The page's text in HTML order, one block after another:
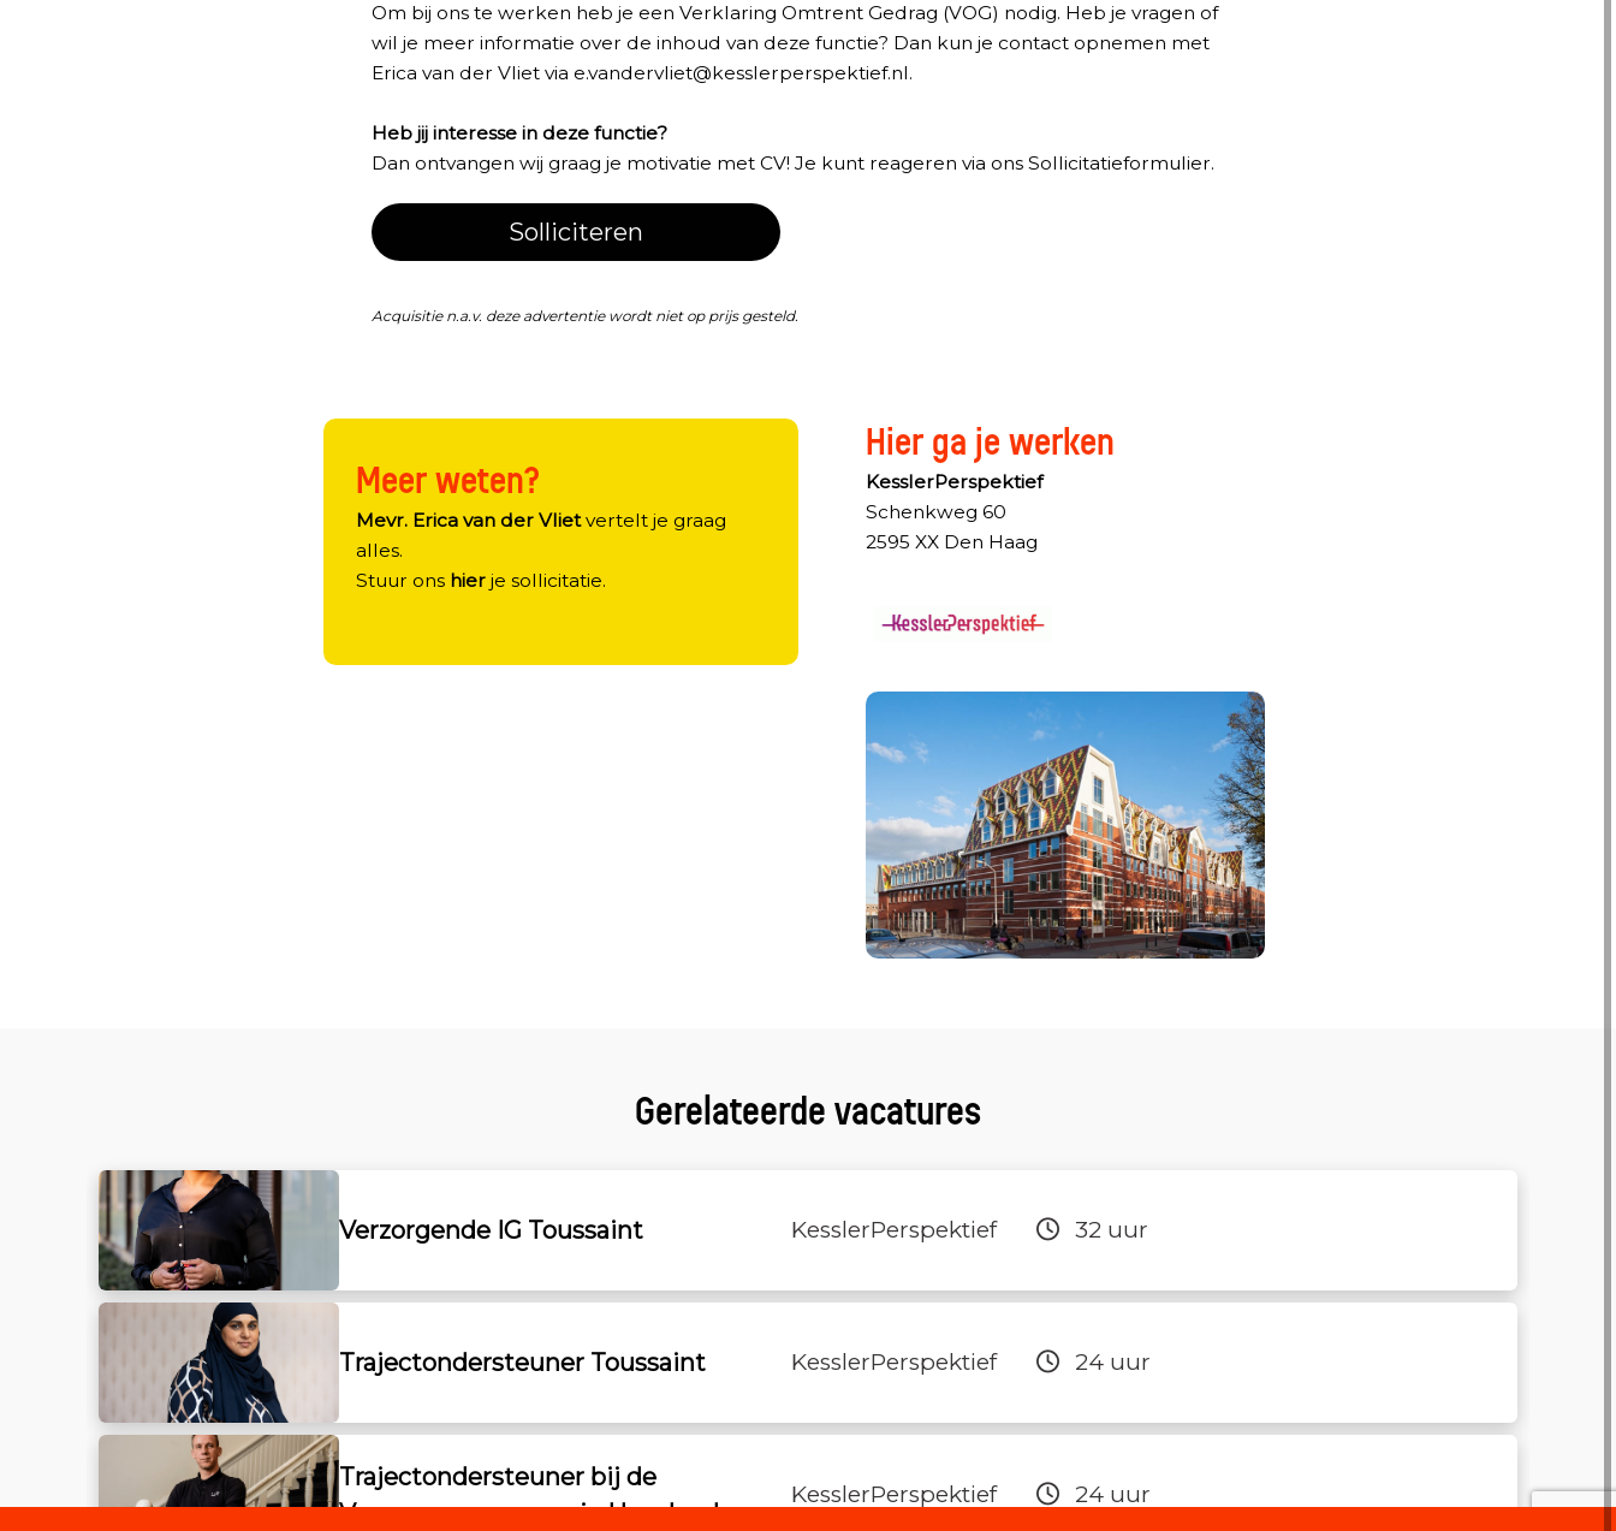
Om bij ons te werken heb je een Verklaring Omtrent Gedrag (VOG) nodig. Heb je vragen of
wil je meer informatie over de inhoud van deze functie? Dan kun je contact opnemen met
Erica van der Vliet via e.vandervliet@kesslerperspektief.nl.
Heb jij interesse in deze functie?
Dan ontvangen wij graag je motivatie met CV! Je kunt reageren via ons Sollicitatieformulier.
Solliciteren
Acquisitie n.a.v. deze advertentie wordt niet op prijs gesteld.
Meer weten?
Mevr. Erica van der Vlietvertelt je graag
alles.
Stuur ons hier je sollicitatie.
Hier ga je werken
KesslerPerspektief
Schenkweg 60
2595 XX Den Haag
Gerelateerde vacatures
Verzorgende IG Toussaint KesslerPerspektief 32 uur
Trajectondersteuner Toussaint KesslerPerspektief 24 uur
Trajectondersteuner bij de
Vrouwenopvang regio Haaglanden
KesslerPerspektief 24 uur